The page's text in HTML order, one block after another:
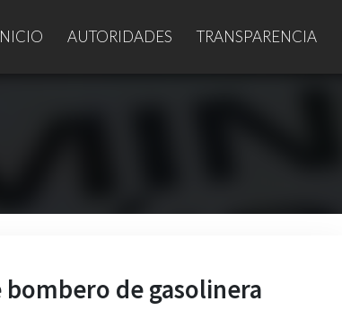
AUTORIDADES TRANSPARENCIA
de gasolinera